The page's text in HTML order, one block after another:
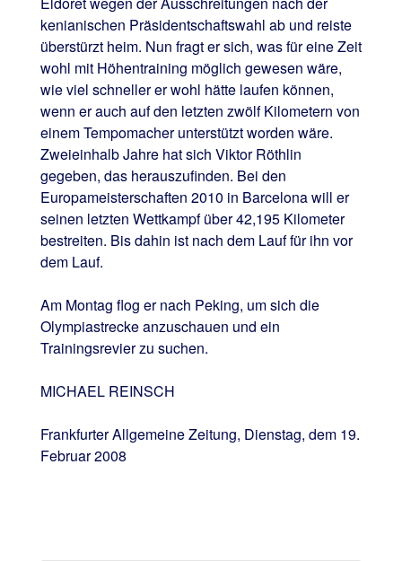
kenianischen Präsidentschaftswahl ab und reiste
überstürzt heim. Nun fragt er sich, was für eine Zeit
wohl mit Höhentraining möglich gewesen wäre,
wie viel schneller er wohl hätte laufen können,
wenn er auch auf den letzten zwölf Kilometern von
einem Tempomacher unterstützt worden wäre.
Zweieinhalb Jahre hat sich Viktor Röthlin
gegeben, das herauszufinden. Bei den
Europameisterschaften 2010 in Barcelona will er
seinen letzten Wettkampf über 42,195 Kilometer
bestreiten. Bis dahin ist nach dem Lauf für ihn vor
dem Lauf.
Am Montag flog er nach Peking, um sich die
Olympiastrecke anzuschauen und ein
Trainingsrevier zu suchen.
MICHAEL REINSCH
Frankfurter Allgemeine Zeitung, Dienstag, dem 19.
Februar 2008